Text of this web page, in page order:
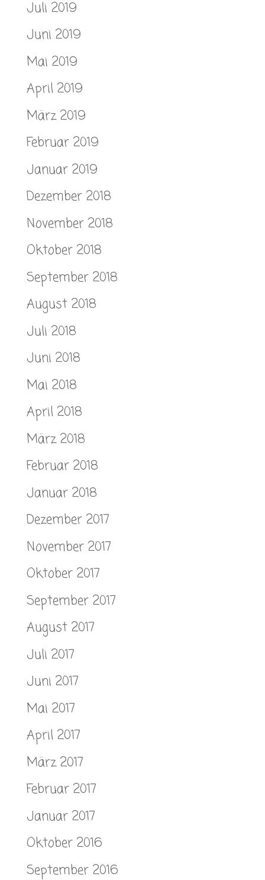
Juli 2019
Juni 2019
Mai 2019
April 2019
März 2019
Februar 2019
Januar 2019
Dezember 2018
November 2018
Oktober 2018
September 2018
August 2018
Juli 2018
Juni 2018
Mai 2018
April 2018
März 2018
Februar 2018
Januar 2018
Dezember 2017
November 2017
Oktober 2017
September 2017
August 2017
Juli 2017
Juni 2017
Mai 2017
April 2017
März 2017
Februar 2017
Januar 2017
Oktober 2016
September 2016